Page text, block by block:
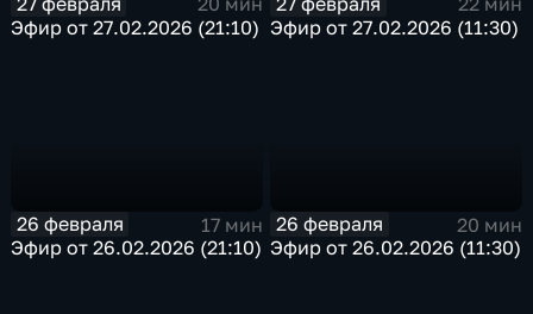
Эфир от 27.02.2026 (21:10) Эфир от 27.02.2026 (11:30)
26 февраля
17 мин
Эфир от 26.02.2026 (21:10)
26 февраля
20 мин
Эфир от 26.02.2026 (11:30)